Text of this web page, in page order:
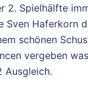
2. Spielhälfte
Sven Haferkorn
schönen
vergeben
Ausgleich.